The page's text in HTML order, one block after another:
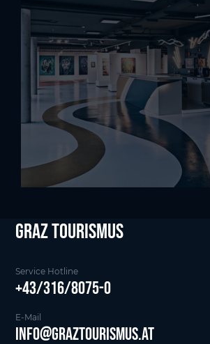
Graz tourismus
Service Hotline
+43/316/8075-0
E-Mail
info@graztourismus.at